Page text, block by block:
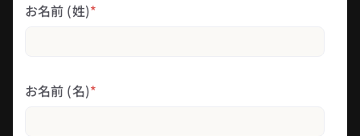
お名前 (姓)*
お名前 (名)*